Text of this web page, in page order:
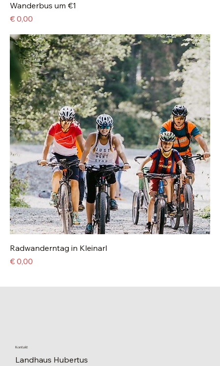
Wanderbus um €1
Preis
€ 0,00
Radwanderntag in Kleinarl
Preis
€ 0,00
Kontakt
Landhaus Hubertus